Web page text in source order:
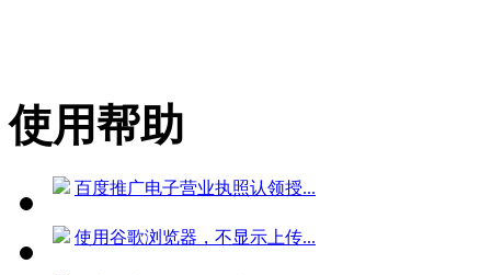
使用帮助
百度推广电子营业执照认领授...
使用谷歌浏览器，不显示上传...